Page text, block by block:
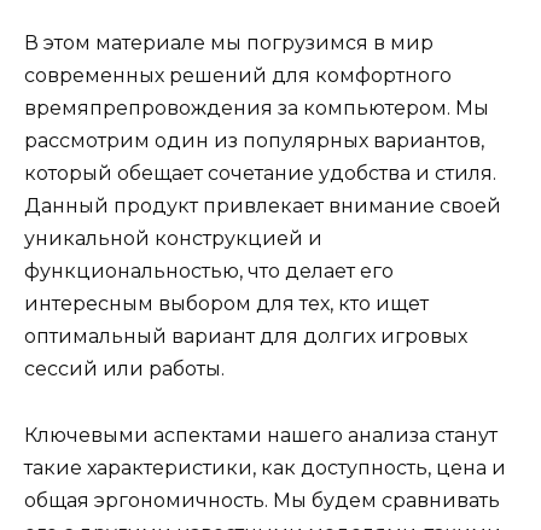
В этом материале мы погрузимся в мир
современных решений для комфортного
времяпрепровождения за компьютером. Мы
рассмотрим один из популярных вариантов,
который обещает сочетание удобства и стиля.
Данный продукт привлекает внимание своей
уникальной конструкцией и
функциональностью, что делает его
интересным выбором для тех, кто ищет
оптимальный вариант для долгих игровых
сессий или работы.
Ключевыми аспектами нашего анализа станут
такие характеристики, как доступность, цена и
общая эргономичность. Мы будем сравнивать